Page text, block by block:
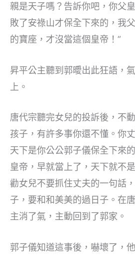
親是天子嗎？告訴你吧，你父
敗了安祿山才保全下來的，我
的寶座，才沒當這個皇帝！”
昇平公主聽到郭曖出此狂語，
上。
唐代宗聽完女兒的投訴後，不
孩子，有許多事你還不懂。你
天下是你公公郭子儀保全下來
皇帝，早就當上了，天下就不
勸女兒不要抓住丈夫的一句話
子，要和和美美的過日子。在
主消了氣，主動回到了郭家。
郭子儀知道這事後，嚇壞了，